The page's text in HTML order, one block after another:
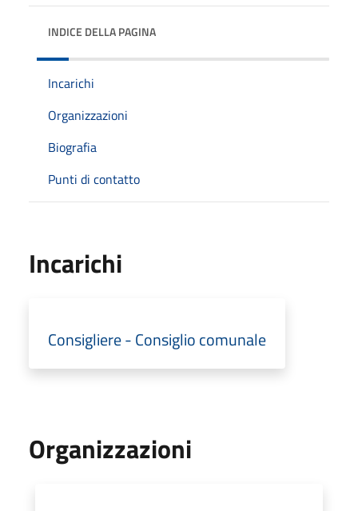
INDICE DELLA PAGINA
Incarichi
Organizzazioni
Biografia
Punti di contatto
Incarichi
Consigliere - Consiglio comunale
Organizzazioni